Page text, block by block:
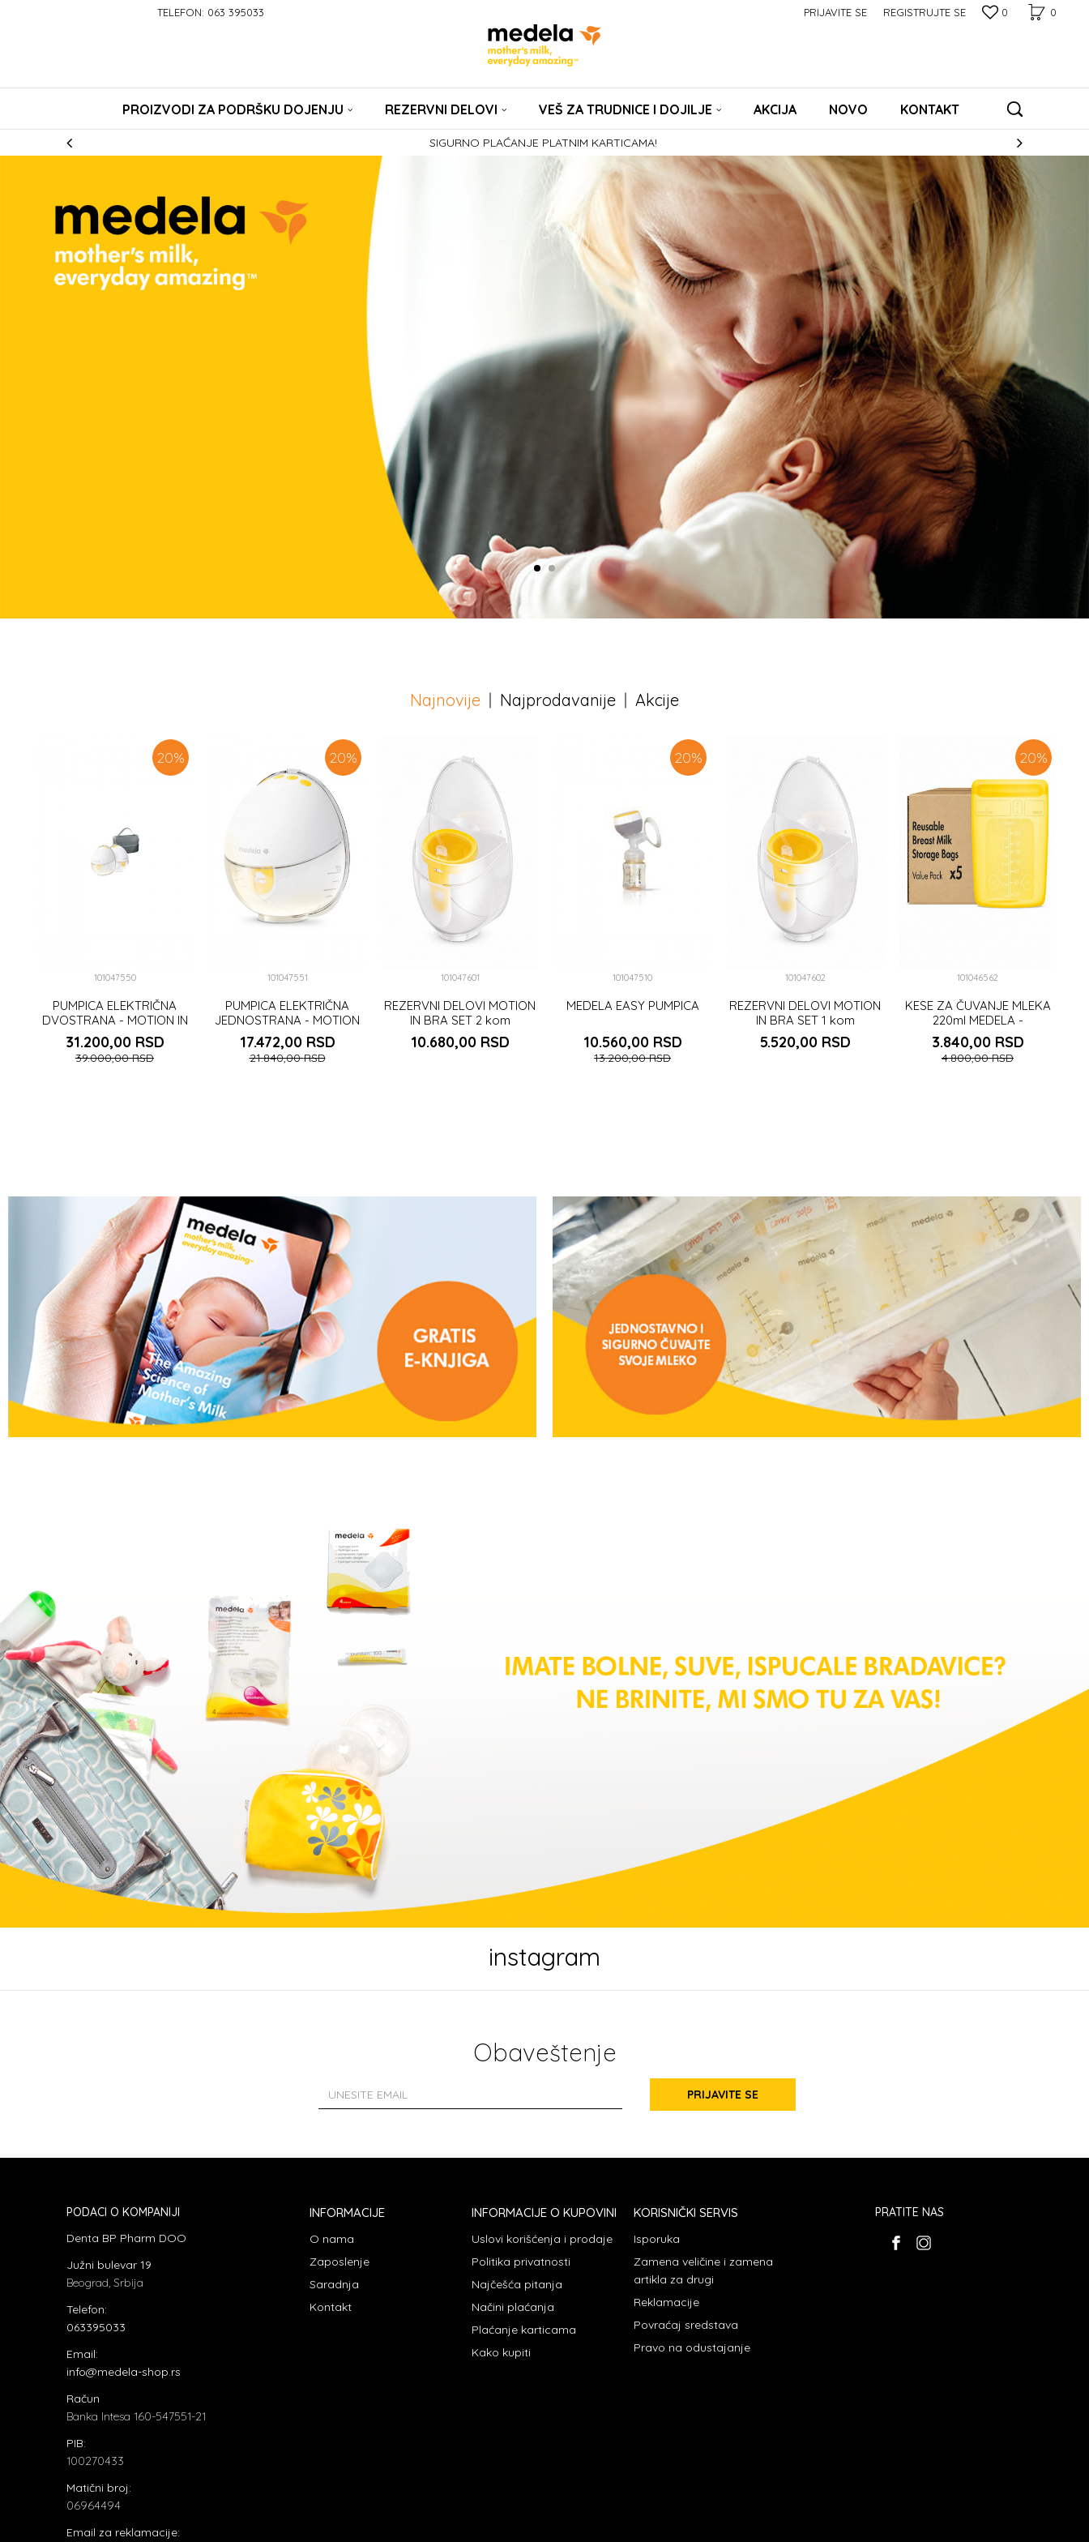
TELEFON: 063 395033 0
0
PRIJAVITE SE REGISTRUJTE SE
PROIZVODI ZA PODRŠKU DOJENJU REZERVNI DELOVI VEŠ ZA TRUDNICE I DOJILJE AKCIJA NOVO KONTAKT
SIGURNO PLAĆANJE PLATNIM KARTICAMA!
1 2
Najnovije Najprodavanije Akcije
20%
101047550
PUMPICA ELEKTRIČNA
DVOSTRANA - MOTION IN
BRA
31.200,00 RSD
39.000,00RSD
20%
101047551
PUMPICA ELEKTRIČNA
JEDNOSTRANA - MOTION
IN BRA
17.472,00 RSD
21.840,00RSD
101047601
REZERVNI DELOVI MOTION
IN BRA SET 2 kom
10.680,00 RSD
20%
101047510
MEDELA EASY PUMPICA
10.560,00 RSD
13.200,00RSD
101047602
REZERVNI DELOVI MOTION
IN BRA SET 1 kom
5.520,00 RSD
20%
101046562
KESE ZA ČUVANJE MLEKA
220ml MEDELA -
VIŠEKRATNE (a5)
3.840,00 RSD
4.800,00RSD
23.040,00RSD
30.720,00RSD
DODAJ U KORPU
MAXI 2.0
30.150,00 RSD
40.200,00RSD
DODAJ U KORPU
DODAJ U KORPU
instagram
Obaveštenje
PRIJAVITE SE
PODACI O KOMPANIJI
Denta BP Pharm DOO
Južni bulevar 19
Beograd, Srbija
Telefon:
063395033
Email:
info@medela-shop.rs
Račun
Banka Intesa 160-547551-21
PIB:
100270433
Matični broj:
06964494
Email za reklamacije:
INFORMACIJE
O nama
Zaposlenje
Saradnja
Kontakt
INFORMACIJE O KUPOVINI
Uslovi korišćenja i prodaje
Politika privatnosti
Najčešća pitanja
Načini plaćanja
Plaćanje karticama
Kako kupiti
KORISNIČKI SERVIS
Isporuka
Zamena veličine i zamena
artikla za drugi
Reklamacije
Povraćaj sredstava
Pravo na odustajanje
PRATITE NAS